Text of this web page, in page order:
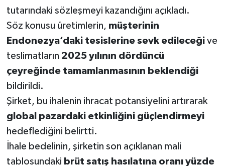
tutarındaki sözleşmeyi kazandığını açıkladı.
Söz konusu üretimlerin, müşterinin
Endonezya’daki tesislerine sevk edileceğive
teslimatların 2025 yılının dördüncü
çeyreğinde tamamlanmasının beklendiği
bildirildi.
Şirket, bu ihalenin ihracat potansiyelini artırarak
global pazardaki etkinliğini güçlendirmeyi
hedeflediğini belirtti.
İhale bedelinin, şirketin son açıklanan mali
tablosundaki brüt satış hasılatına oranı yüzde